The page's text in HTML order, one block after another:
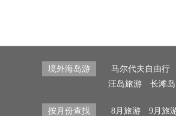
境外海岛游 马尔代夫自由行
汪岛旅游
长滩
按月份查找 8月旅游 9月旅